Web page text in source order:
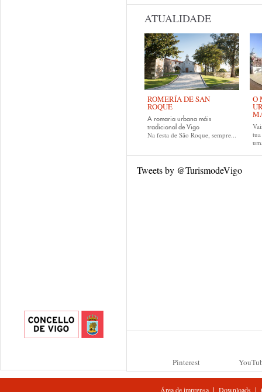
ATUALIDADE
ROMERÍA DE SAN
ROQUE
A romaria urbana máis
tradicional de Vigo
Na festa de São Roque, sempre...
O
Tweets by @TurismodeVigo
Pinterest
Área de imprensa| Downloads|